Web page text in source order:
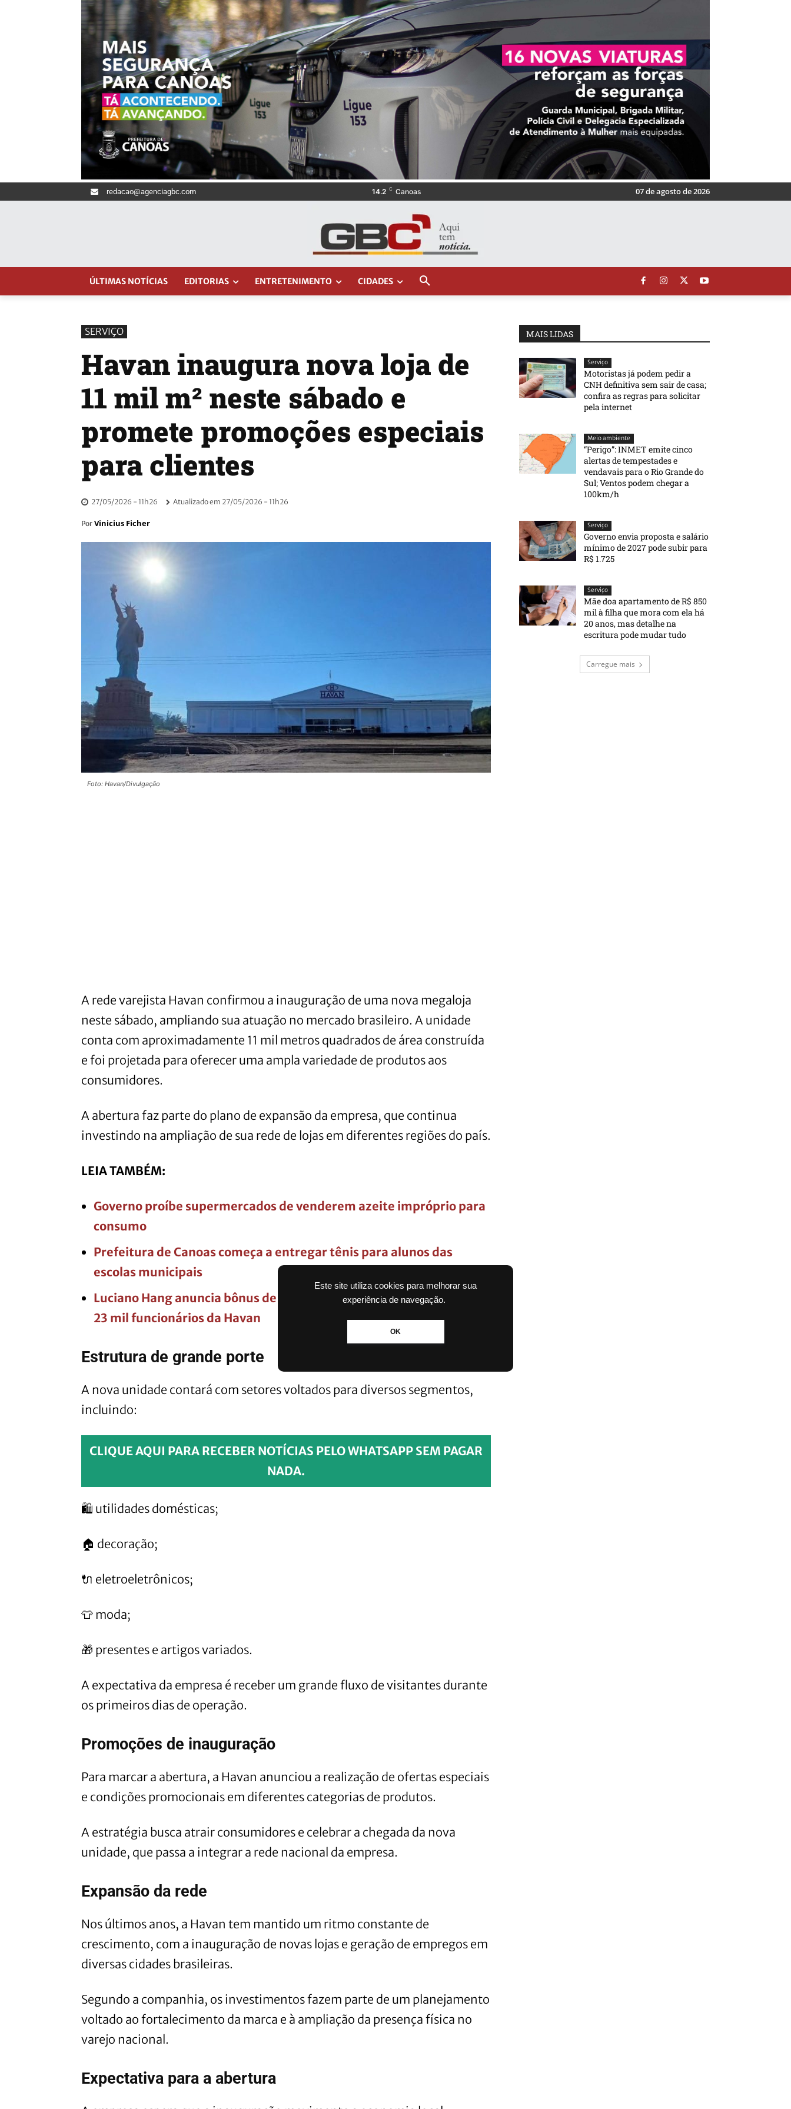
Este site utiliza cookies para melhorar sua
experiência de navegação.
OK
redacao@agenciagbc.com 14.2 C Canoas 07 de agosto de 2026
ÚLTIMAS NOTÍCIAS EDITORIAS ENTRETENIMENTO CIDADES
SERVIÇO
Havan inaugura nova loja de
11 mil m² neste sábado e
promete promoções especiais
para clientes
27/05/2026 - 11h26 Atualizado em 27/05/2026 - 11h26
Por Vinicius Ficher
Foto: Havan/Divulgação
A rede varejista Havan confirmou a inauguração de uma nova megaloja
neste sábado, ampliando sua atuação no mercado brasileiro. A unidade
conta com aproximadamente 11 mil metros quadrados de área construída
e foi projetada para oferecer uma ampla variedade de produtos aos
consumidores.
A abertura faz parte do plano de expansão da empresa, que continua
investindo na ampliação de sua rede de lojas em diferentes regiões do país.
LEIA TAMBÉM:
Governo proíbe supermercados de venderem azeite impróprio para
consumo
Prefeitura de Canoas começa a entregar tênis para alunos das
escolas municipais
Luciano Hang anuncia bônus de quase R$ 100 milhões para mais de
23 mil funcionários da Havan
Estrutura de grande porte
A nova unidade contará com setores voltados para diversos segmentos,
incluindo:
CLIQUE AQUI PARA RECEBER NOTÍCIAS PELO WHATSAPP SEM PAGAR
NADA.
🛍️ utilidades domésticas;
🏠 decoração;
🔌 eletroeletrônicos;
👕 moda;
🎁 presentes e artigos variados.
A expectativa da empresa é receber um grande fluxo de visitantes durante
os primeiros dias de operação.
Promoções de inauguração
Para marcar a abertura, a Havan anunciou a realização de ofertas especiais
e condições promocionais em diferentes categorias de produtos.
A estratégia busca atrair consumidores e celebrar a chegada da nova
unidade, que passa a integrar a rede nacional da empresa.
Expansão da rede
Nos últimos anos, a Havan tem mantido um ritmo constante de
crescimento, com a inauguração de novas lojas e geração de empregos em
diversas cidades brasileiras.
Segundo a companhia, os investimentos fazem parte de um planejamento
voltado ao fortalecimento da marca e à ampliação da presença física no
varejo nacional.
Expectativa para a abertura
MAIS LIDAS
Serviço
Motoristas já podem pedir a
CNH definitiva sem sair de casa;
confira as regras para solicitar
pela internet
Meio ambiente
“Perigo”: INMET emite cinco
alertas de tempestades e
vendavais para o Rio Grande do
Sul; Ventos podem chegar a
100km/h
Serviço
Governo envia proposta e salário
mínimo de 2027 pode subir para
R$ 1.725
Serviço
Mãe doa apartamento de R$ 850
mil à filha que mora com ela há
20 anos, mas detalhe na
escritura pode mudar tudo
Carregue mais